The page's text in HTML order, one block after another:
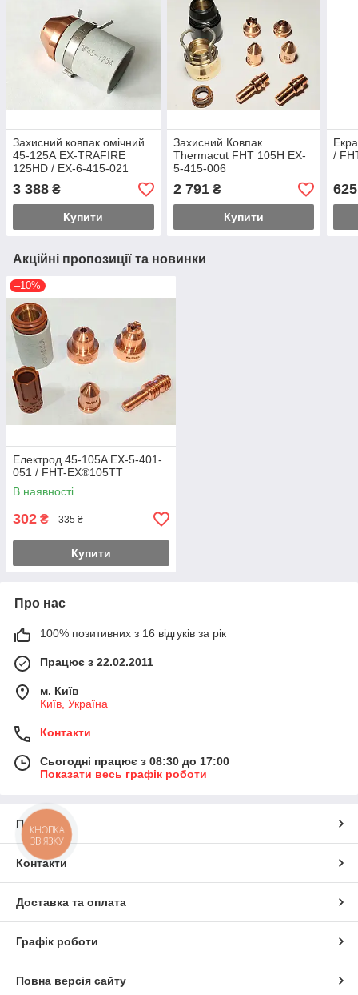
Захисний ковпак омічний
45-125А EX-TRAFIRE
125HD / EX-6-415-021
3 388 ₴
Купити
Захисний Ковпак
Thermacut FHT 105H EX-
5-415-006
2 791₴
Купити
/
625
Акційні пропозиції та новинки
–10%
Електрод 45-105A EX-5-401-
051 / FHT-EX®105TT
В наявності
302 ₴ 335 ₴
Купити
Про нас
100% позитивних з 16 відгуків за рік
Працює з 22.02.2011
м. Київ
Київ, Україна
Контакти
Сьогодні працює з 08:30 до 17:00
Показати весь графік роботи
Про нас
Контакти
Доставка та оплата
Графік роботи
Повна версія сайту
КНОПКА
ЗВ'ЯЗКУ